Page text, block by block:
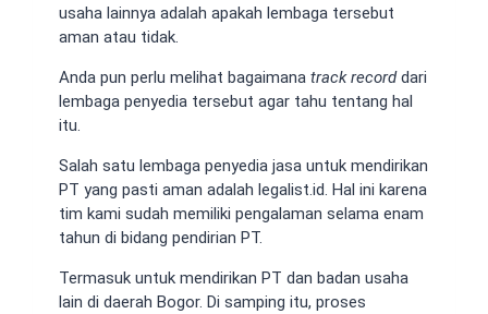
usaha lainnya adalah apakah lembaga tersebut
aman atau tidak.
Anda pun perlu melihat bagaimana track recorddari
lembaga penyedia tersebut agar tahu tentang hal
itu.
Salah satu lembaga penyedia jasa untuk mendirikan
PT yang pasti aman adalah legalist.id. Hal ini karena
tim kami sudah memiliki pengalaman selama enam
tahun di bidang pendirian PT.
Termasuk untuk mendirikan PT dan badan usaha
lain di daerah Bogor. Di samping itu, proses